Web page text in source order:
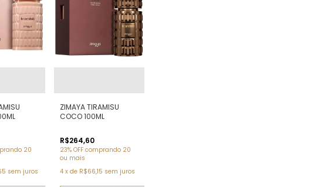
20
sem juros
ZIMAYA TIRAMISU
COCO 100ML
R$264,60
23% OFF comprando 20
ou mais
4 x de R$66,15 sem juros